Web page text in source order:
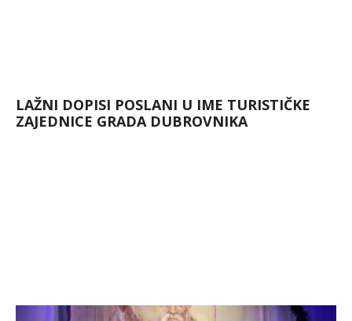
LAŽNI DOPISI POSLANI U IME TURISTIČKE
ZAJEDNICE GRADA DUBROVNIKA